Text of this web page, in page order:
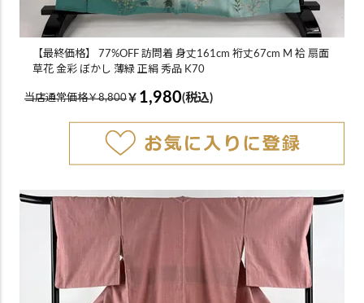
【最終価格】 77%OFF 訪問着 身丈161cm 裄丈67cm M 袷 扇面
草花 金彩 ぼかし 薄緑 正絹 秀品 K70
当店通常価格￥8,800￥ 1,980(税込)